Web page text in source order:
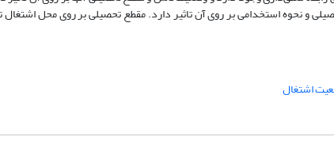
و نحوه استخدامی بر روی آن تاثیر دارد. مقطع تحصیلی بر روی محل اشتغال
اشتغال